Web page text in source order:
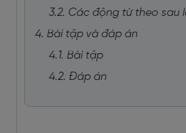
3.2. Các động từ theo sau
4. Bài tập và đáp án
4.1. Bài tập
4.2. Đáp án